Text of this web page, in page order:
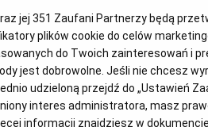
wiek
trwania
i
rok
jej 351 Zaufani Partnerzy będą
plików cookie do celów
do Twoich zainteresowań i
jest dobrowolne. Jeśli nie chcesz
udzieloną przejdź do „Ustawień
interes administratora, masz
informacji znajdziesz w dokumencie